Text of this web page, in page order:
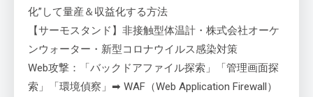
化”して量産＆収益化する方法
【サーモスタンド】非接触型体温計・株式会社オーケ
ンウォーター・新型コロナウイルス感染対策
Web攻撃：「バックドアファイル探索」「管理画面探
索」「環境偵察」➡ WAF（Web Application Firewall）